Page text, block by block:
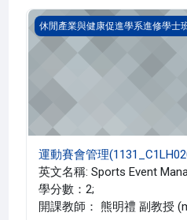
運動賽會管理
休閒產業與健康促進學系進修學士
運動賽會管理
英文名稱: Sports Event
學分數：2;
開課教師： 熊明禮 副教授